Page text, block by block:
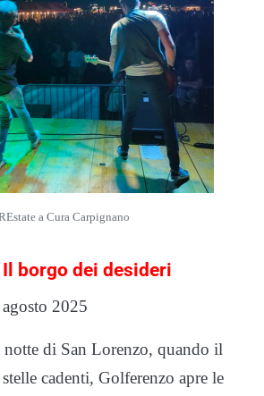
a Cura Carpignano
Il borgo dei desideri
2025
di San Lorenzo, quando il
cadenti, Golferenzo apre le